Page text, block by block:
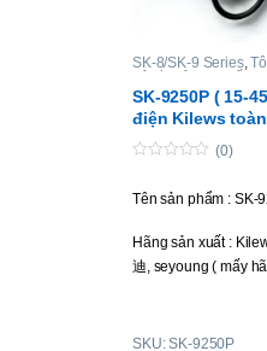
SK-8/SK-9 Series,
động
SK-9250P ( 15-
điện Kilews
than
u
f
5
(0)
Tên sản phẩm : SK-
Hãng sản xuất :
迪, seyoung ( mấy
SKU: SK-9250P